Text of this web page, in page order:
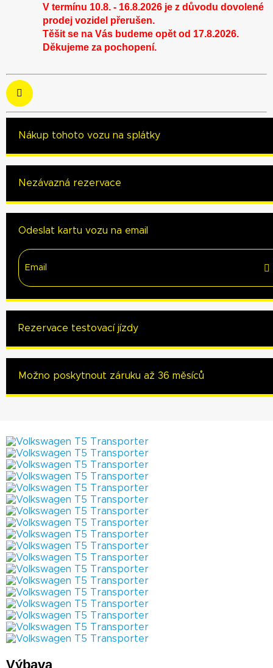
V termínu 10.8. - 16.8.2026 je z důvodu dovolené
prodej vozidel přerušen.
Těšit se na Vás budeme opět od 17.8.2026.
Děkujeme za pochopení.
Nákup tohoto vozu na splátky
Nezávazná rezervace
Odeslat kartu vozu na email
Rezervace testovací jízdy
Možno poskytnout záruku až 36 měsíců
Výbava